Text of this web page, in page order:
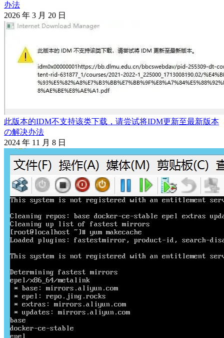
办法
2026 年 3 月 20 日
此版本的IDM不支持该类下载，请尝试将IDM更新至最新版本
の解决办法
2024 年 11 月 8 日